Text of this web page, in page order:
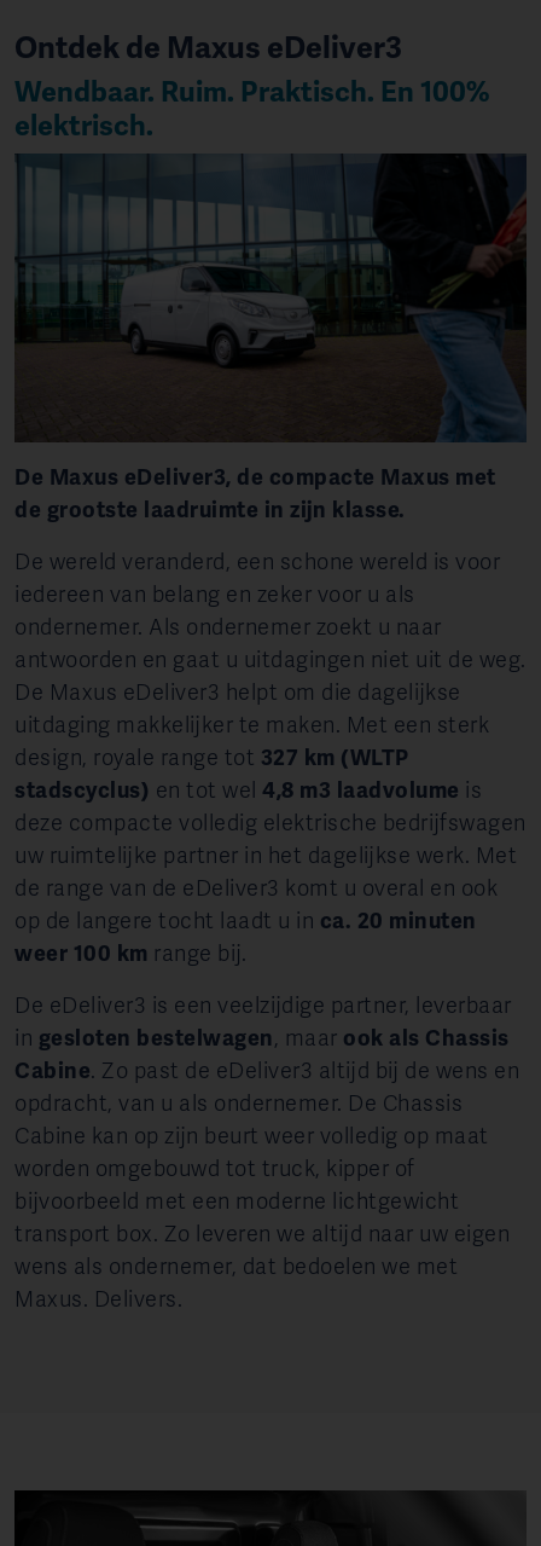
Ontdek de Maxus eDeliver3
Wendbaar. Ruim. Praktisch. En 100%
elektrisch.
De Maxus eDeliver3, de compacte Maxus met
de grootste laadruimte in zijn klasse.
De wereld veranderd, een schone wereld is voor
iedereen van belang en zeker voor u als
ondernemer. Als ondernemer zoekt u naar
antwoorden en gaat u uitdagingen niet uit de weg.
De Maxus eDeliver3 helpt om die dagelijkse
uitdaging makkelijker te maken. Met een sterk
design, royale range tot 327 km (WLTP
stadscyclus) en tot wel 4,8 m3 laadvolume is
deze compacte volledig elektrische bedrijfswagen
uw ruimtelijke partner in het dagelijkse werk. Met
de range van de eDeliver3 komt u overal en ook
op de langere tocht laadt u in ca. 20 minuten
weer 100 km range bij.
De eDeliver3 is een veelzijdige partner, leverbaar
in gesloten bestelwagen, maar ook als Chassis
Cabine. Zo past de eDeliver3 altijd bij de wens en
opdracht, van u als ondernemer. De Chassis
Cabine kan op zijn beurt weer volledig op maat
worden omgebouwd tot truck, kipper of
bijvoorbeeld met een moderne lichtgewicht
transport box. Zo leveren we altijd naar uw eigen
wens als ondernemer, dat bedoelen we met
Maxus. Delivers.